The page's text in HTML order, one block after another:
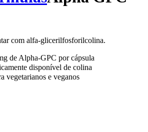
com alfa-glicerilfosforilcolina.
de Alpha-GPC por cápsula
disponível de colina
vegetarianos e veganos